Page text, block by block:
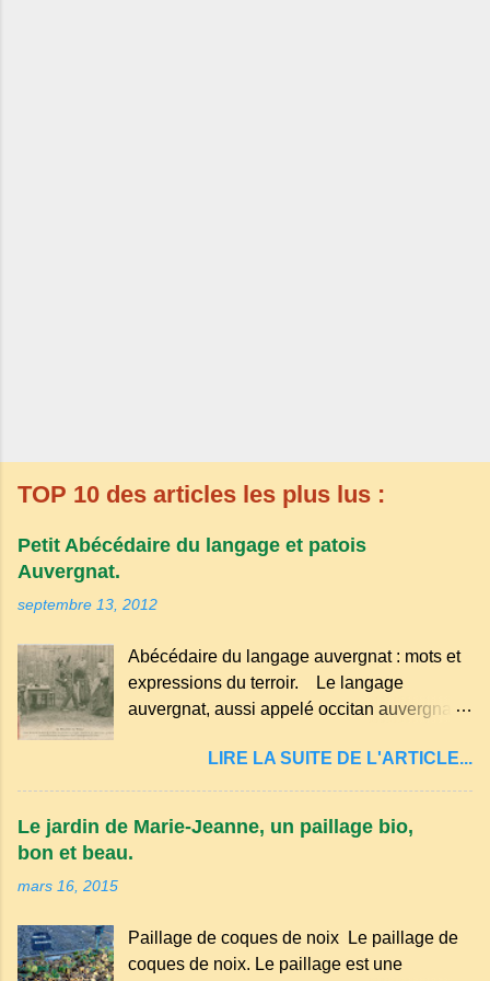
TOP 10 des articles les plus lus :
Petit Abécédaire du langage et patois
Auvergnat.
septembre 13, 2012
Abécédaire du langage auvergnat : mots et
expressions du terroir. Le langage
auvergnat, aussi appelé occitan auvergnat ,
principalement en Auvergne et dans
certaines parties du Massif central . Il
et est classé parmi les dialectes du nord-
Par exemple, on trouve des mots typiques
comme "agourer" (s'accroupir) ou "aze"
LIRE LA SUITE DE L'ARTICLE...
Le jardin de Marie-Jeanne, un paillage bio,
bon et beau.
mars 16, 2015
Paillage de coques de noix Le paillage de
coques de noix. Le paillage est une